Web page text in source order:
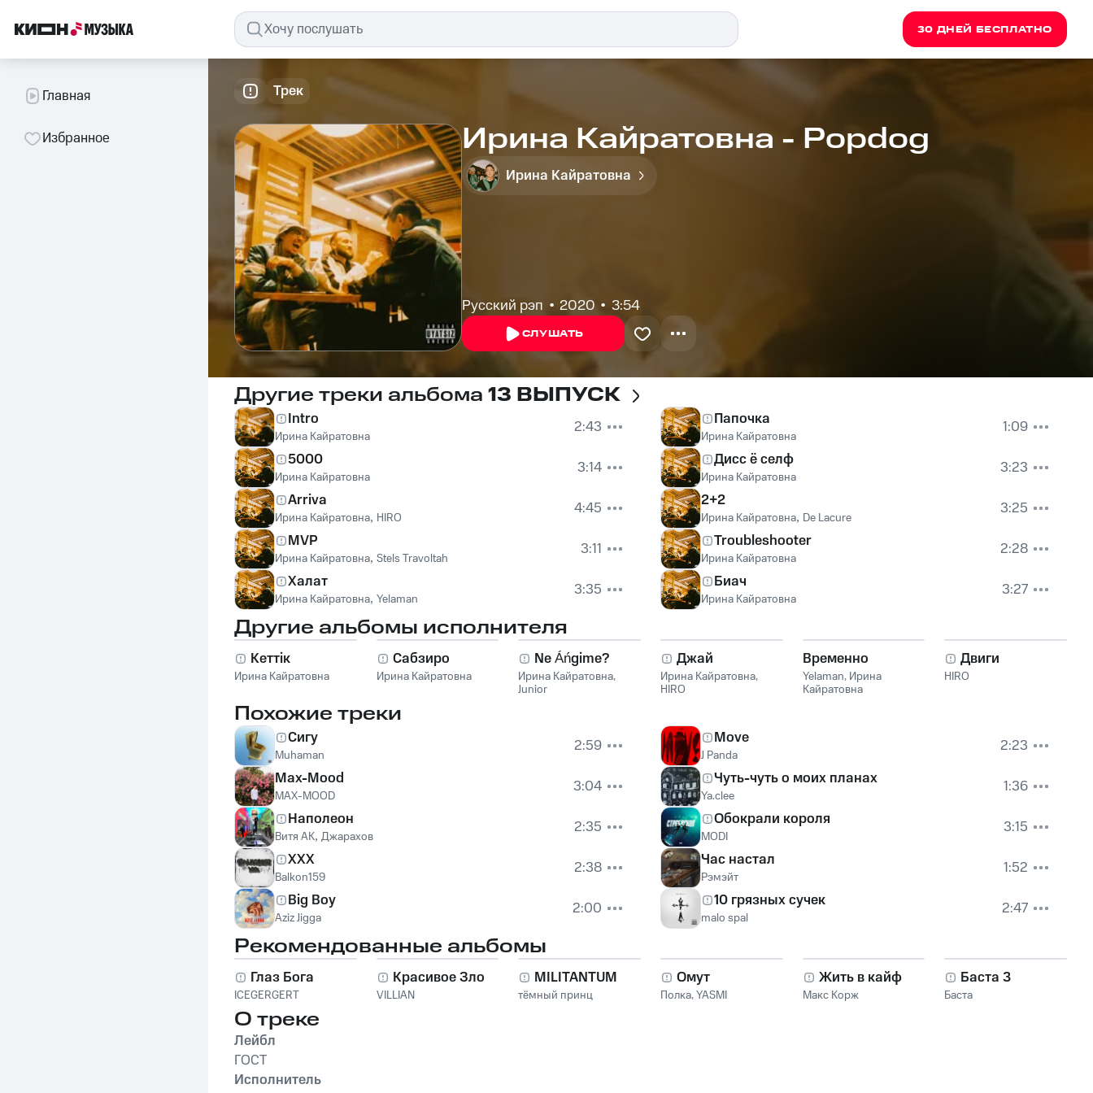
30 ДНЕЙ БЕСПЛАТНО
Главная
Избранное
Трек
Ирина Кайратовна - Popdog
Ирина Кайратовна
Русский рэп 2020 3:54
СЛУШАТЬ
Другие треки альбома 13 ВЫПУСК
Intro
Ирина Кайратовна
2:43
5000
Ирина Кайратовна
3:14
Arriva
Ирина Кайратовна, HIRO
4:45
MVP
Ирина Кайратовна, Stels Travoltah
3:11
Халат
Ирина Кайратовна, Yelaman 3:35
Папочка
Ирина Кайратовна
1:09
Дисс ё селф
Ирина Кайратовна
3:23
2+2
Ирина Кайратовна, De Lacure
3:25
Troubleshooter
Ирина Кайратовна
2:28
Биач
Ирина Кайратовна 3:27
Другие альбомы исполнителя
Кеттiк
Ирина Кайратовна
Сабзиро
Ирина Кайратовна
Ne Áńgime?
Ирина Кайратовна,
Junior
Джай
Ирина Кайратовна,
HIRO
Временно
Yelaman, Ирина
Кайратовна
Двиги
HIRO
Похожие треки
Сигу
Muhaman
2:59
Max-Mood
MAX-MOOD
3:04
Наполеон
Витя АК, Джарахов
2:35
XXX
Balkon159
2:38
Big Boy
Aziz Jigga 2:00
Move
J Panda
2:23
Чуть-чуть о моих планах
Ya.clee
1:36
Обокрали короля
MODI
3:15
Час настал
Рэмэйт
1:52
10 грязных сучек
malo spal 2:47
Рекомендованные альбомы
Глаз Бога
ICEGERGERT
Красивое Зло
VILLIAN
MILITANTUM
тёмный принц
Омут
Полка,YASMI
Жить в кайф
Макс Корж
Баста 3
Баста
О треке
Лейбл
ГОСТ
Исполнитель